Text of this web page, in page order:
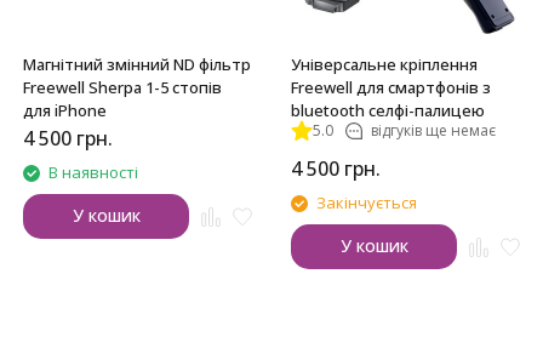
Магнітний змінний ND фільтр
Freewell Sherpa 1-5 стопів
для iPhone
4 500 грн.
В наявності
У кошик
Універсальне кріплення
Freewell для смартфонів з
bluetooth селфі-палицею
5.0 відгуків ще немає
4 500 грн.
Закінчується
У кошик